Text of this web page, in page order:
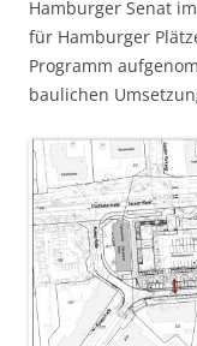
Hamburger Senat
für Hamburger
Programm
baulichen